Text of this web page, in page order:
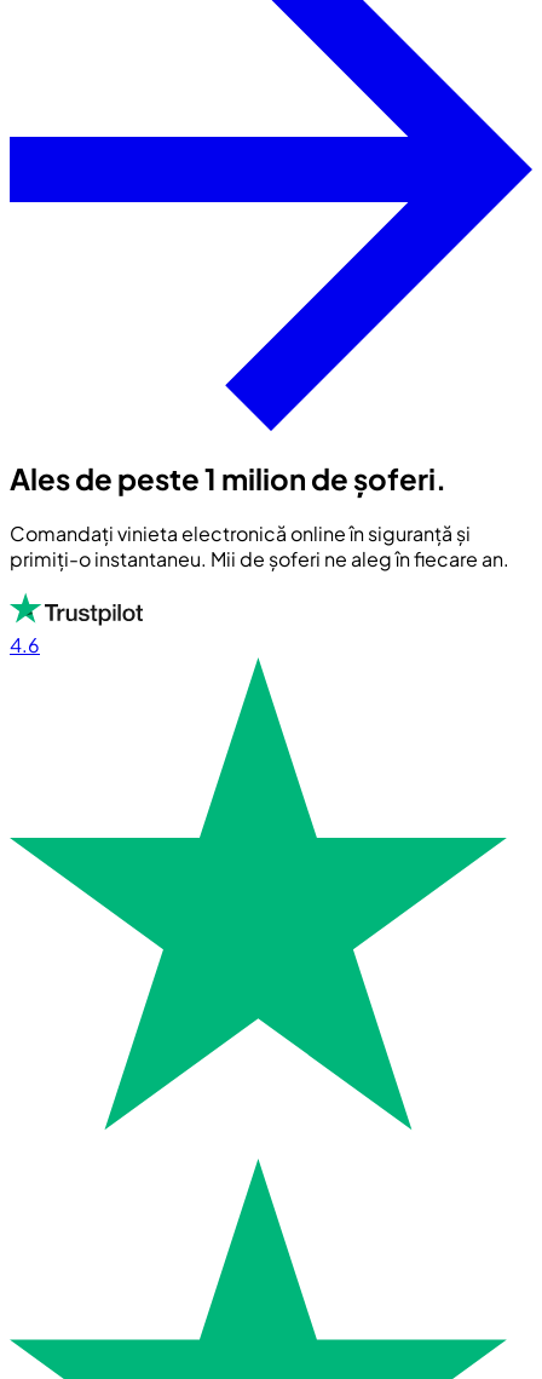
Ales de peste 1 milion de șoferi.
Comandați vinieta electronică online în siguranță și
primiți-o instantaneu. Mii de șoferi ne aleg în fiecare an.
4.6